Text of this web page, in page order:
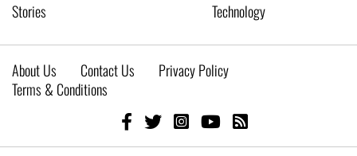
Stories
Technology
About Us Contact Us
Privacy Policy
Terms & Conditions